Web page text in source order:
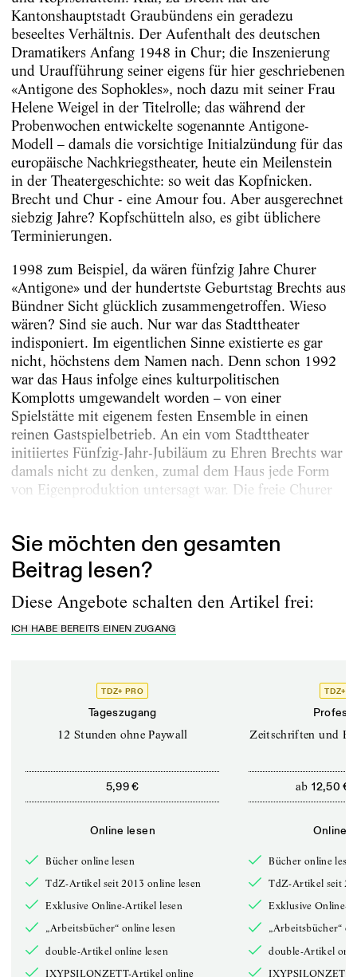
Kantonshauptstadt Graubündens ein geradezu
beseeltes Verhältnis. Der Aufenthalt des deutschen
Dramatikers Anfang 1948 in Chur; die Inszenierung
und Uraufführung seiner eigens für hier geschriebenen
«Antigone des Sophokles», noch dazu mit seiner Frau
Helene Weigel in der Titelrolle; das während der
Probenwochen entwickelte sogenannte Antigone-
Modell – damals die vorsichtige Initialzündung für das
europäische Nachkriegstheater, heute ein Meilenstein
in der Theatergeschichte: so weit das Kopfnicken.
Brecht und Chur - eine Amour fou. Aber ausgerechnet
siebzig Jahre? Kopfschütteln also, es gibt üblichere
Terminierungen.
1998 zum Beispiel, da wären fünfzig Jahre Churer
«Antigone» und der hundertste Geburtstag Brechts aus
Bündner Sicht glücklich zusammengetroffen. Wieso
wären? Sind sie auch. Nur war das Stadttheater
indisponiert. Im eigentlichen Sinne existierte es gar
nicht, höchstens dem Namen nach. Denn schon 1992
war das Haus infolge eines kulturpolitischen
Komplotts umgewandelt worden – von einer
Spielstätte mit eigenem festen Ensemble in einen
reinen Gastspielbetrieb. An ein vom Stadttheater
initiiertes Fünfzig-Jahr-Jubiläum zu Ehren Brechts war
damals nicht zu denken, zumal dem Haus jede Form
von Eigenproduktion untersagt war. Die freie Churer
Sie möchten den gesamten
Beitrag lesen?
Diese Angebote schalten den Artikel frei:
ICH HABE BEREITS EINEN ZUGANG
TDZ+ PRO
Tageszugang
12 Stunden ohne Paywall
5,99 €
Online lesen
Bücher online lesen
TdZ-Artikel seit 2013 online lesen
Exklusive Online-Artikel lesen
„Arbeitsbücher“ online lesen
double-Artikel online lesen
IXYPSILONZETT-Artikel online
TDZ+
Zeitschriften und
ab 12,50 €
Online
Bücher online
TdZ-Artikel seit
Exklusive Online-
„Arbeitsbücher“
double-Artikel